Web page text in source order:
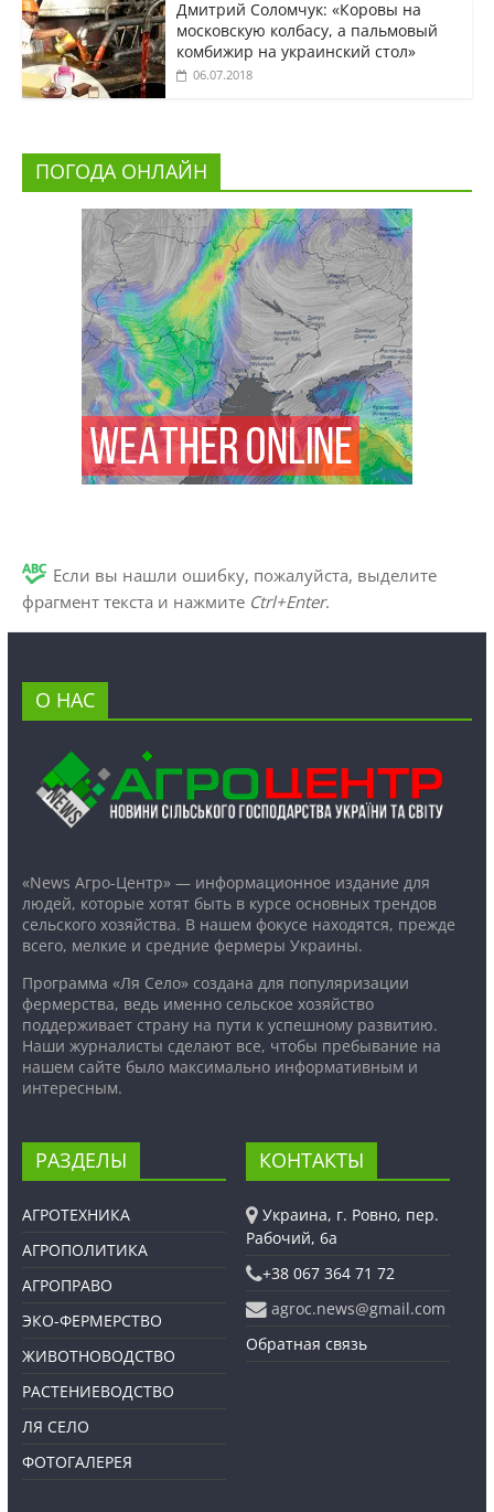
Дмитрий Соломчук: «Коровы на
московскую колбасу, а пальмовый
комбижир на украинский стол»
06.07.2018
ПОГОДА ОНЛАЙН
Если вы нашли ошибку, пожалуйста, выделите
фрагмент текста и нажмите Ctrl+Enter.
О НАС
«News Агро-Центр» — информационное издание для
людей, которые хотят быть в курсе основных трендов
сельского хозяйства. В нашем фокусе находятся, прежде
всего, мелкие и средние фермеры Украины.
Программа «Ля Село» создана для популяризации
фермерства, ведь именно сельское хозяйство
поддерживает страну на пути к успешному развитию.
Наши журналисты сделают все, чтобы пребывание на
нашем сайте было максимально информативным и
интересным.
РАЗДЕЛЫ
АГРОТЕХНИКА
АГРОПОЛИТИКА
АГРОПРАВО
ЭКО-ФЕРМЕРСТВО
ЖИВОТНОВОДСТВО
РАСТЕНИЕВОДСТВО
ЛЯ СЕЛО
ФОТОГАЛЕРЕЯ
КОНТАКТЫ
Украина, г. Ровно, пер.
Рабочий, 6а
+38 067 364 71 72
agroc.news@gmail.com
Обратная связь